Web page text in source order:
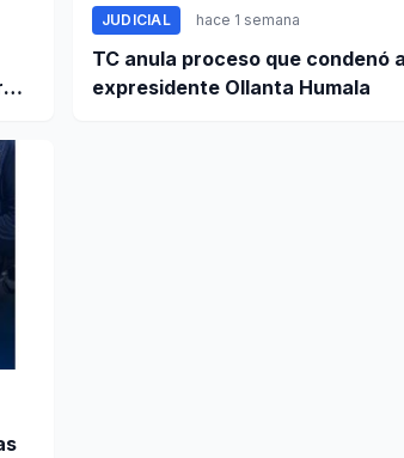
JUDICIAL hace 1 semana
TC anula proceso que condenó
expresidente Ollanta Humala